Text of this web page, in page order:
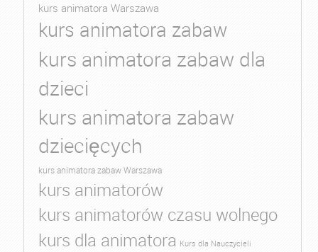
kurs animatora Warszawa
kurs animatora zabaw
kurs animatora zabaw dla
dzieci
kurs animatora zabaw
dziecięcych
kurs animatora zabaw Warszawa
kurs animatorów
kurs animatorów czasu wolnego
kurs dla animatora Kurs dla Nauczycieli